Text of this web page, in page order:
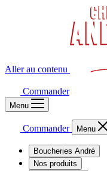
Aller au contenu
Commander
Menu
Commander Menu
Boucheries André
Nos produits